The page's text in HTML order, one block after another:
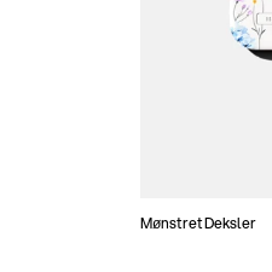
Mønstret Deksler